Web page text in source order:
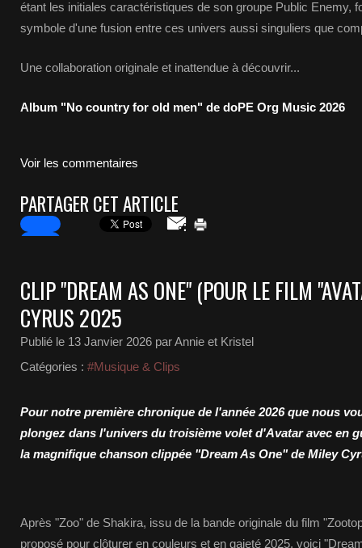
étant les initiales caractéristiques de son groupe Public Enemy,
symbole d'une fusion entre ces univers aussi singuliers que
Une collaboration originale et inattendue à découvrir...
Album "No country for old men" de doPE Org Music 2026
Voir les commentaires
PARTAGER CET ARTICLE
CLIP "DREAM AS ONE" (POUR LE FILM
CYRUS 2025
Publié le 13 Janvier 2026 par Annie et Kristel
Catégories : #Musique & Clips
Pour notre première chronique de l'année 2026 que nous
plongez dans l'univers du troisième volet d'Avatar avec en
la magnifique chanson clippée "Dream As One" de Miley
Après "Zoo" de Shakira, issu de la bande originale du film
proposé pour clôturer en couleurs et en gaieté 2025, voici